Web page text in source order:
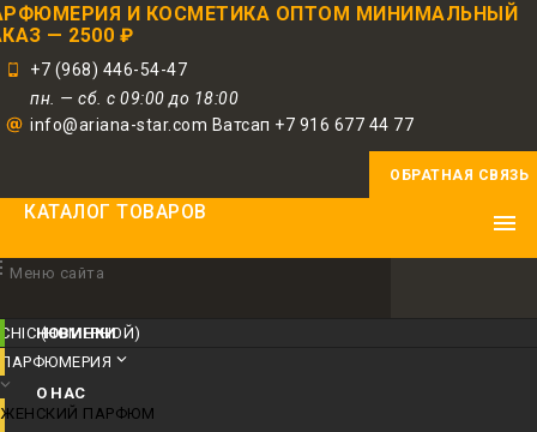
И КОСМЕТИКА ОПТОМ МИНИМАЛЬНЫЙ
— 2500 ₽
+7 (968) 446-54-47
пн. — сб. с 09:00 до 18:00
info@ariana-star.com Ватсап +7 916 677 44 77
ОБРАТНАЯ СВЯЗЬ
КАТАЛОГ ТОВАРОВ
Меню сайта
НОВИНКИ
О НАС
CHIC (НОМЕРНОЙ)
ПАРФЮМЕРИЯ
ЖЕНСКИЙ ПАРФЮМ